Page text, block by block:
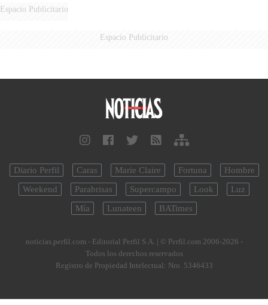
Espacio Publicitario
Espacio Publicitario
Diario Perfil Caras Marie Claire Fortuna
Hombre
Weekend
Parabrisas Supercampo Look
Luz
Mía
Lunateen BATimes
noticias.perfil.com - Editorial Perfil S.A. | © Perfil.com 2006-2026 -
Todos los derechos reservados
Registro de Propiedad Intelectual: Nro. 5346433